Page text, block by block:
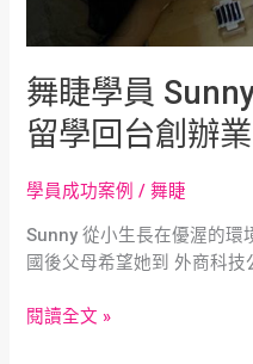
舞睫學員
留學回台創辦
學員成功案例 /舞睫
Sunny 從小生長在優渥的環
國後父母希望她到 外商科
事
業
成
功
案
例
閱讀全文 »